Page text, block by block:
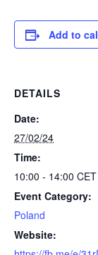
Add to
DETAILS
Date:
27/02/24
Time:
10:00 - 14:00 CET
Event Category:
Poland
Website: